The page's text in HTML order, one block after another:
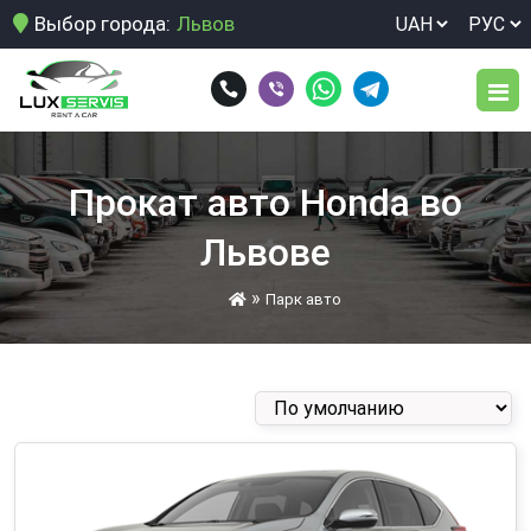
Выбор города: Львов
Парк авто
Услуги
Аренда авто для выезда за границу
Аренда авто для фотосессии
Аренда авто на выходные
Условия аренды
Отзывы
Прокат авто Honda во
Львове
» Парк авто